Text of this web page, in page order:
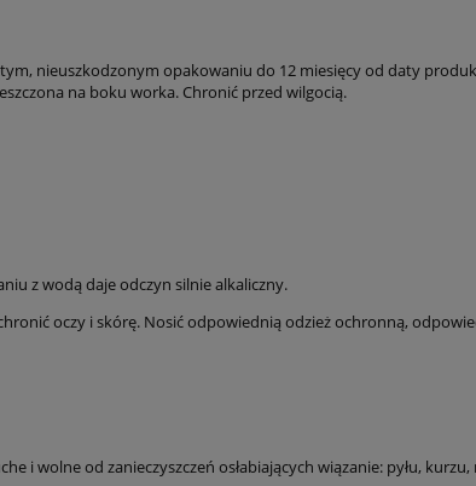
nieuszkodzonym opakowaniu do 12 miesięcy od daty
na boku worka. Chronić przed wilgocią.
z wodą daje odczyn silnie alkaliczny.
oczy i skórę. Nosić odpowiednią odzież ochronną,
i wolne od zanieczyszczeń osłabiających wiązanie: pyłu,
dla potrzeb niezbędnych do realizacji
ul. Towarowa 28, 85-746 Bydgoszcz i przysługuje mi
od firmy P.W. “ART-BUD” z siedzibą w